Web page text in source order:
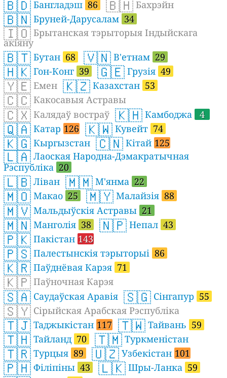
🇧🇩 Бангладэш 86 🇧🇭 Бахрэйн
🇧🇳 Бруней-Дарусалам 34
🇮🇴 Брытанская тэрыторыя Індыйскага
акіяну
🇧🇹 Бутан 68 🇻🇳 В'етнам 29
🇭🇰 Гон-Конг 39 🇬🇪 Грузія 49
🇾🇪 Емен 🇰🇿 Казахстан 53
🇨🇨 Какосавыя Астравы
🇨🇽 Калядаў востраў 🇰🇭 Камбоджа 4
🇶🇦 Катар 126 🇰🇼 Кувейт 74
🇰🇬 Кыргызстан 🇨🇳 Кітай 125
🇱🇦 Лаоская Народна-Дэмакратычная
Рэспубліка 20
🇱🇧 Ліван 🇲🇲 М'янма 22
🇲🇴 Макао 25 🇲🇾 Малайзія 88
🇲🇻 Мальдыўскія Астравы 21
🇲🇳 Манголія 38 🇳🇵 Непал 43
🇵🇰 Пакістан 143
🇵🇸 Палестынскія тэрыторыі 86
🇰🇷 Паўднёвая Карэя 71
🇰🇵 Паўночная Карэя
🇸🇦 Саудаўская Аравія 🇸🇬 Сінгапур 55
🇸🇾 Сірыйская Арабская Рэспубліка
🇹🇯 Таджыкістан 117 🇹🇼 Тайвань 59
🇹🇭 Тайланд 70 🇹🇲 Туркменістан
🇹🇷 Турцыя 89 🇺🇿 Узбекістан 101
🇵🇭 Філіпіны 43 🇱🇰 Шры-Ланка 59